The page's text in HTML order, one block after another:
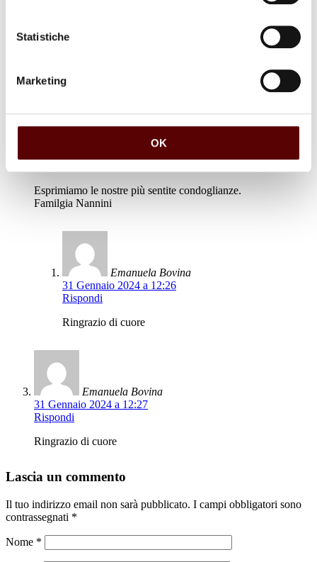
Statistiche
Marketing
OK
31 Gennaio 2024 a 12:27
NANNINI BRUNO
Esprimiamo le nostre più sentite condoglianze.
Familgia Nannini
Emanuela Bovina
31 Gennaio 2024 a 12:26
Rispondi
Ringrazio di cuore
Emanuela Bovina
31 Gennaio 2024 a 12:27
Rispondi
Ringrazio di cuore
Lascia un commento
Il tuo indirizzo email non sarà pubblicato. I campi obbligatori sono
contrassegnati *
Nome *